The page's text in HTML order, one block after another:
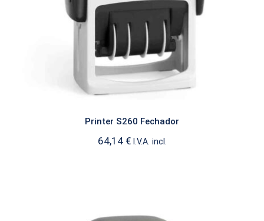
Printer S260 Fechador
64,14 € I.V.A. incl.